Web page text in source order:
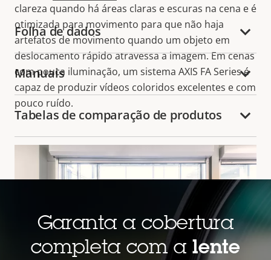
clareza quando há áreas claras e escuras na cena e é
otimizada para movimento para que não haja
artefatos de movimento quando um objeto em
deslocamento rápido atravessa a imagem. Em cenas
com pouca iluminação, um sistema AXIS FA Series é
capaz de produzir vídeos coloridos excelentes e com
pouco ruído.
Folha de dados
Manuais
Tabelas de comparação de produtos
Garanta a cobertura
completa com a lente